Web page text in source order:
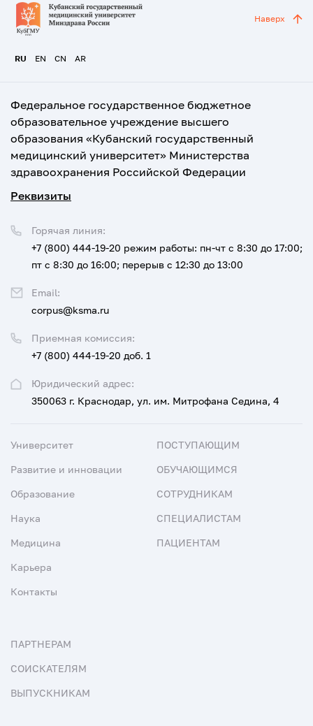
RU EN CN AR
Наверх
Федеральное государственное бюджетное
образовательное учреждение высшего
образования «Кубанский государственный
медицинский университет» Министерства
здравоохранения Российской Федерации
Реквизиты
Юридический адрес:
350063 г. Краснодар, ул. им. Митрофана Седина, 4
Приемная комиссия:
+7 (800) 444-19-20 доб. 1
Горячая линия:
+7 (800) 444-19-20 режим работы: пн-чт с 8:30 до 17:00;
пт с 8:30 до 16:00; перерыв с 12:30 до 13:00
Email:
corpus@ksma.ru
Университет
Развитие и инновации
Образование
Наука
Медицина
Карьера
Контакты
ПОСТУПАЮЩИМ
ОБУЧАЮЩИМСЯ
СОТРУДНИКАМ
СПЕЦИАЛИСТАМ
ПАЦИЕНТАМ
ПАРТНЕРАМ
СОИСКАТЕЛЯМ
ВЫПУСКНИКАМ